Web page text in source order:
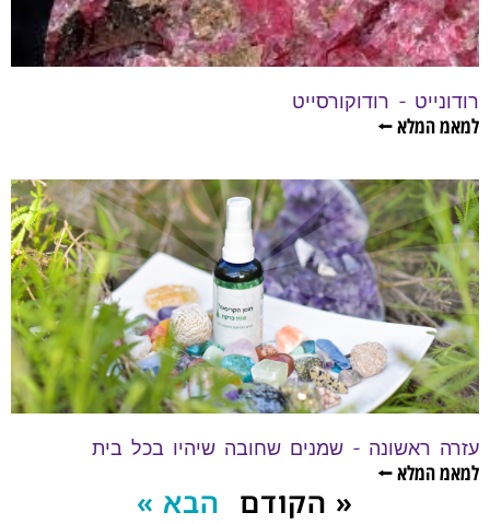
רודונייט – רודוקורסייט
למאמ המלא ⭠
עזרה ראשונה – שמנים שחובה שיהיו בכל בית
למאמ המלא ⭠
« הקודם הבא »